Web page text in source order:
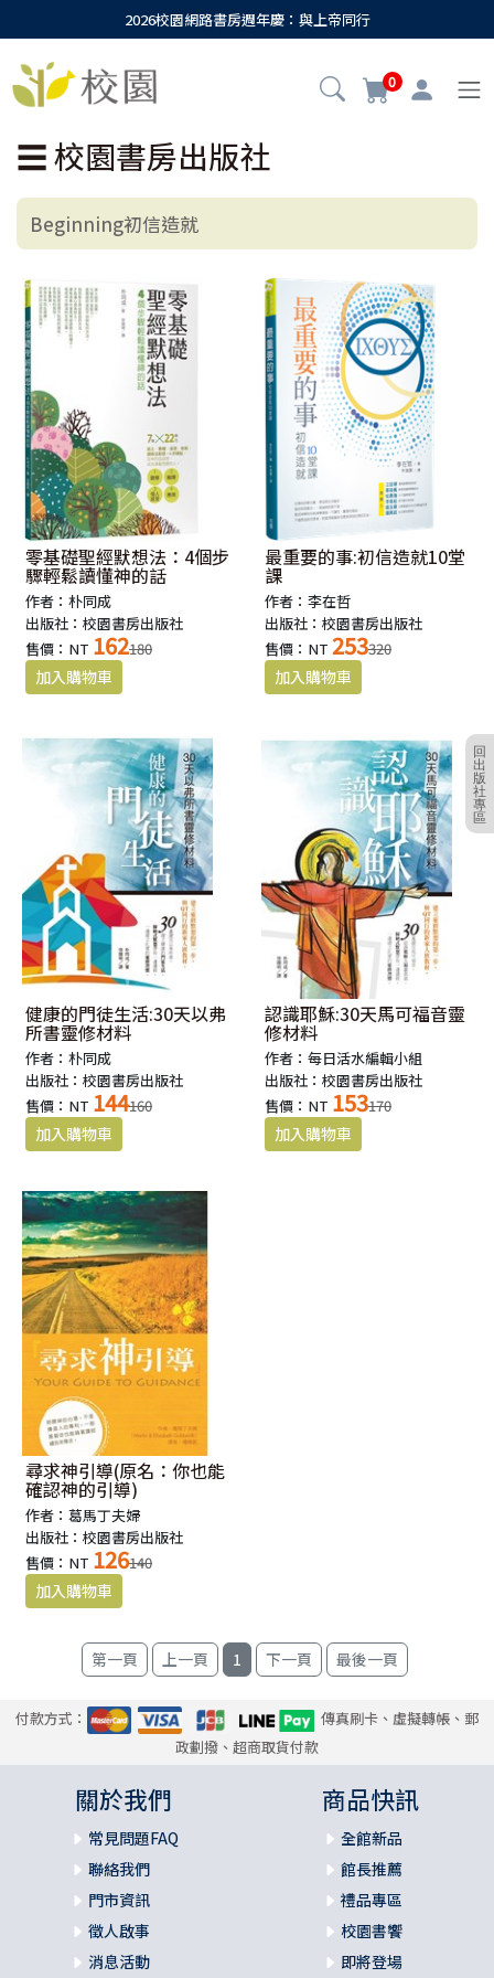
2026校園網路書房週年慶：與上帝同行
0
回
出
版
社
專
區
☰校園書房出版社
Beginning初信造就
零基礎聖經默想法：4個步
驟輕鬆讀懂神的話
作者：朴同成
出版社：校園書房出版社
售價：NT 162180
最重要的事:初信造就10堂
課
作者：李在哲
出版社：校園書房出版社
售價：NT 253320
健康的門徒生活:30天以弗
所書靈修材料
作者：朴同成
出版社：校園書房出版社
售價：NT 144160
認識耶穌:30天馬可福音靈
修材料
作者：每日活水編輯小組
出版社：校園書房出版社
售價：NT 153170
尋求神引導(原名：你也能
確認神的引導)
作者：葛馬丁夫婦
出版社：校園書房出版社
售價：NT 126140
1
付款方式：
傳真刷卡、虛擬轉帳、郵
政劃撥、超商取貨付款
關於我們
常見問題FAQ
聯絡我們
門市資訊
徵人啟事
消息活動
商品快訊
全館新品
館長推薦
禮品專區
校園書饗
即將登場